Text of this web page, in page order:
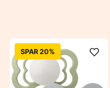
SPAR 20%